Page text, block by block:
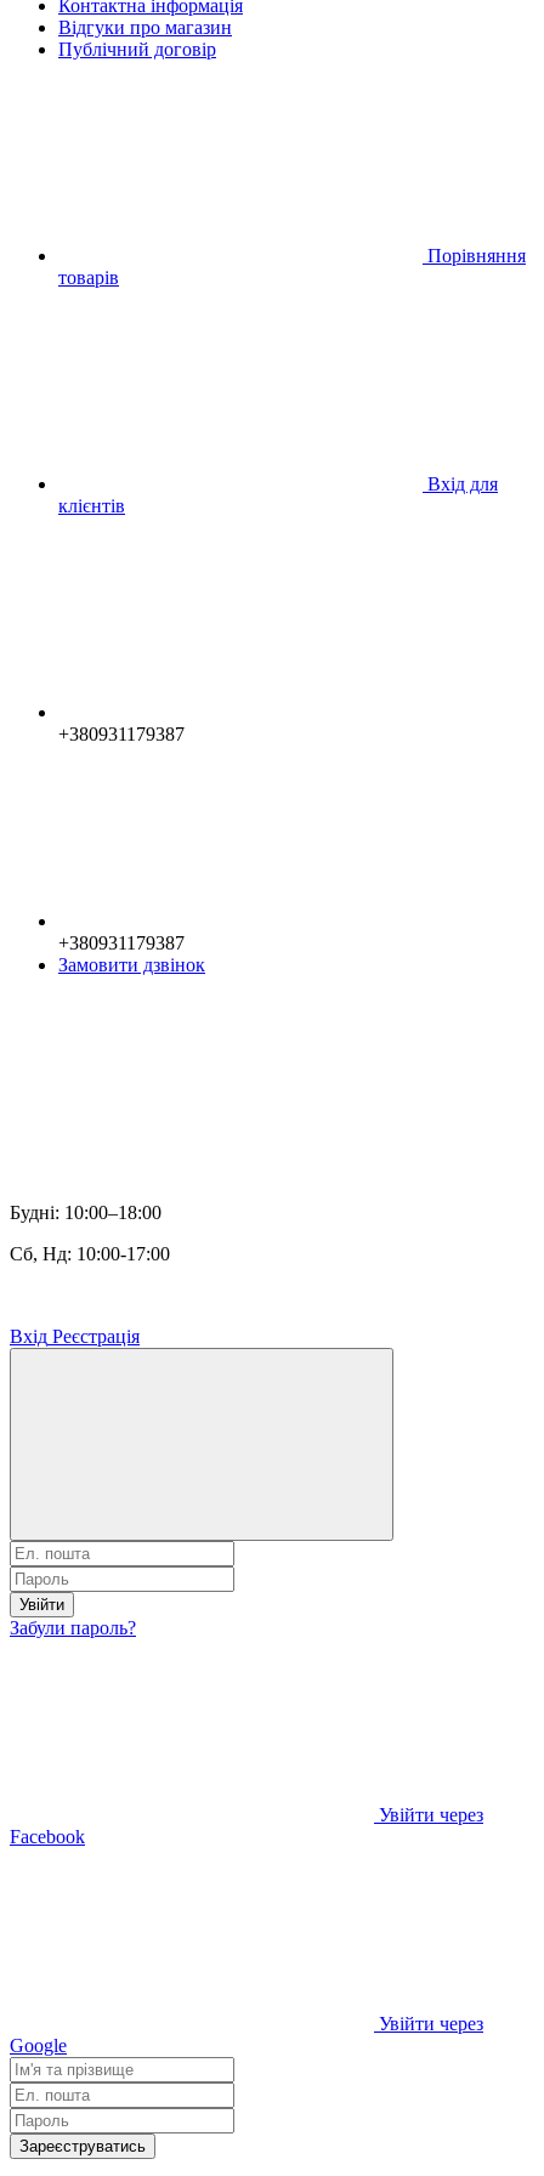
Контактна інформація
Відгуки про магазин
Публічний договір
Порівняння
товарів
Вхід для
клієнтів
+380931179387
+380931179387
Замовити дзвінок
Будні: 10:00–18:00
Сб, Нд: 10:00-17:00
Вхід Реєстрація
Увійти
Забули пароль?
Увійти через
Facebook
Увійти через
Google
Зареєструватись